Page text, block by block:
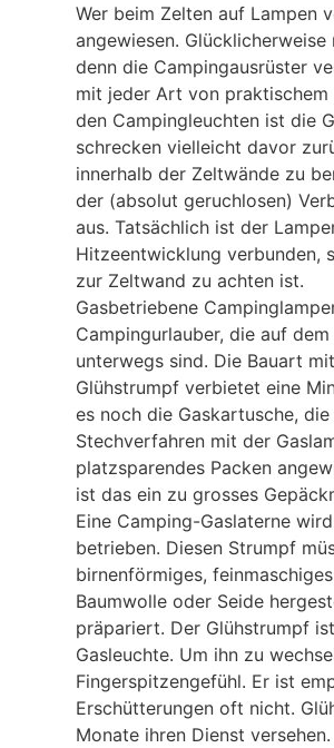
Wer beim Zelten auf Lampen
angewiesen.
denn die Campingausrüster
mit jeder Art von
den Campingleuchten ist die
schrecken vielleicht davor
innerhalb der Zeltwände zu
der (absolut geruchlosen)
aus. Tatsächlich ist der
Hitzeentwicklung verbunden,
zur Zeltwand zu achten ist.
Gasbetriebene
Campingurlauber, die auf
unterwegs sind. Die Bauart
Glühstrumpf verbietet eine
es noch die Gaskartusche,
Stechverfahren mit der
platzsparendes Packen
ist das ein zu grosses
Eine Camping-Gaslaterne
betrieben. Diesen Strumpf
birnenförmiges,
Baumwolle oder Seide
präpariert. Der Glühstrumpf
Gasleuchte. Um ihn zu
Fingerspitzengefühl. Er ist
Erschütterungen oft nicht.
Monate ihren Dienst